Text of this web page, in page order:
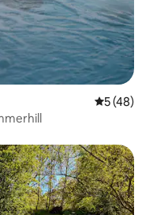
5 (48)
appréciés